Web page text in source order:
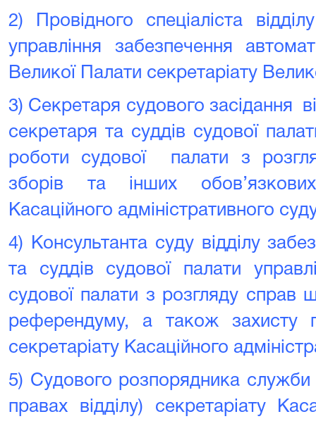
2)
Провідного спеціаліста
управління забезпечення
Великої Палати секретаріату
3) Cекретаря судового засідання
секретаря та суддів судової
роботи судової палати з
зборів та інших
Касаційного адміністративного
4)
Консультанта суду відділу
та суддів судової палати
судової палати з розгляду справ
референдуму, а також захисту
секретаріату Касаційного
5) Cудового розпорядника служби
правах відділу) секретаріату